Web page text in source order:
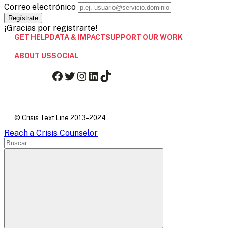
Correo electrónico
¡Gracias por registrarte!
GET HELPDATA & IMPACTSUPPORT OUR WORK
ABOUT USSOCIAL
Facebook
Twitter
Instagram
LinkedIn
TikTok
© Crisis Text Line 2013–2024
Reach a Crisis Counselor